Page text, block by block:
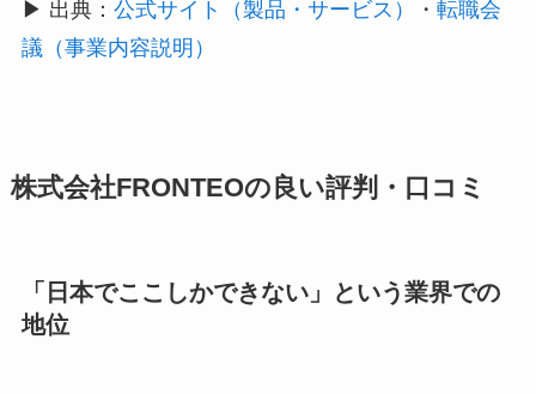
▶ 出典： 公式サイト（製品・サービス） ・ 転職会
議（事業内容説明）
株式会社FRONTEOの良い評判・口コミ
「日本でここしかできない」という業界での
地位